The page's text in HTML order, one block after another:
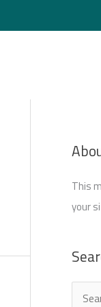
This
your